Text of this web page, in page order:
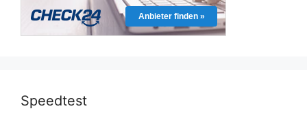
Anbieter finden »
Speedtest